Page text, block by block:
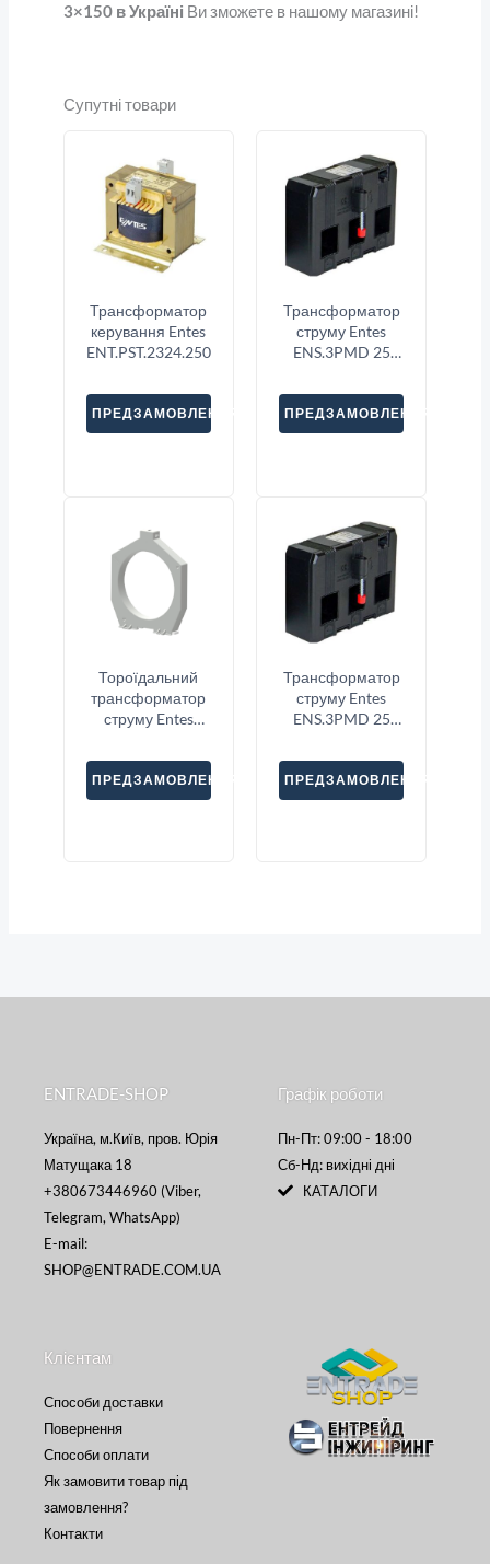
3×150 в Україні Ви зможете в нашому магазині!
Супутні товари
Трансформатор
керування Entes
ENT.PST.2324.250
ПРЕДЗАМОВЛЕННЯ
Трансформатор
струму Entes
ENS.3PMD 25
ПРЕДЗАМОВЛЕННЯ
Тороїдальний
трансформатор
струму Entes
ПРЕДЗАМОВЛЕННЯ
Трансформатор
струму Entes
ENS.3PMD 25
ПРЕДЗАМОВЛЕННЯ
ENTRADE-SHOP
Україна, м.Київ, пров. Юрія
Матущака 18
+380673446960 (Viber,
Telegram, WhatsApp)
E-mail:
SHOP@ENTRADE.COM.UA
Графік роботи
Пн-Пт: 09:00 - 18:00
Сб-Нд: вихідні дні
КАТАЛОГИ
Клієнтам
Способи доставки
Повернення
Способи оплати
Як замовити товар під
замовлення?
Контакти